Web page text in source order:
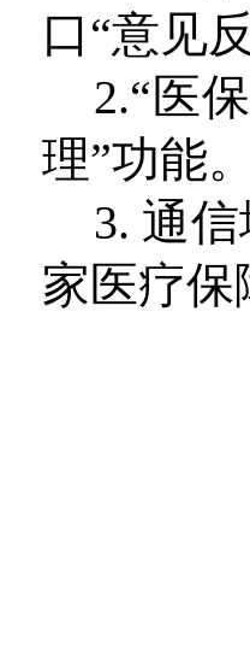
口“意见
2.“医
理”功能。
3. 通
家医疗保